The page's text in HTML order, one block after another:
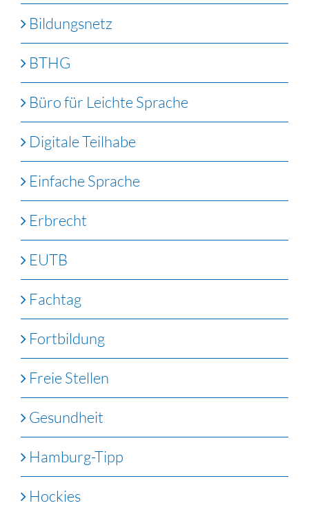
Bildungsnetz
BTHG
Büro für Leichte Sprache
Digitale Teilhabe
Einfache Sprache
Erbrecht
EUTB
Fachtag
Fortbildung
Freie Stellen
Gesundheit
Hamburg-Tipp
Hockies